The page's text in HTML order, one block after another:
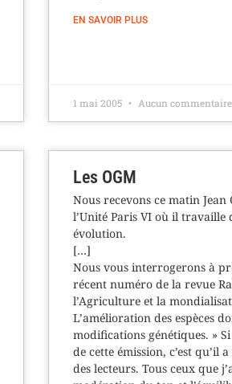
EN SAVOIR PLUS
1 mai 2005 Aucun commentaire
Les OGM
Nous recevons ce matin
l’Unité Paris VI où il travaille
évolution.
[…]
Nous vous interrogerons à
récent numéro de la revue
l’Agriculture et la
L’amélioration des espèces
modifications génétiques. »
de cette émission, c’est
des lecteurs. Tous ceux que